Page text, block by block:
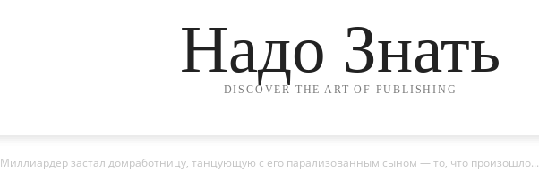
Надо Знать
DISCOVER THE ART OF PUBLISHING
Миллиардер застал домработницу, танцующую с его парализованным сыном — то, что произошло...